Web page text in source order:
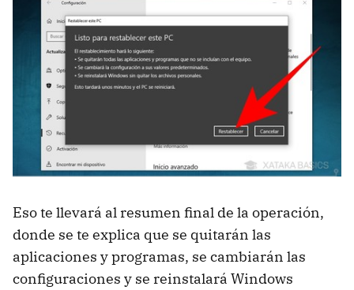
Eso te llevará al resumen final de la operación,
donde se te explica que se quitarán las
aplicaciones y programas, se cambiarán las
configuraciones y se reinstalará Windows